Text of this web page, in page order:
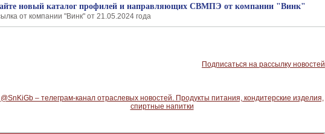
новый каталог профилей и направляющих СВМПЭ от компании "Винк"
от компании "Винк" от 21.05.2024 года
Подписаться на рассылку новостей